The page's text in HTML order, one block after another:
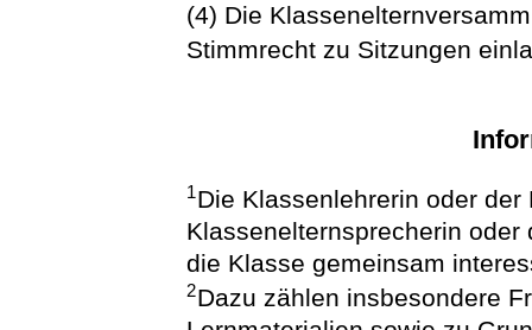
(4) Die
Stimmrecht zu Sitzungen
1Die Klassenlehrerin oder
Klassenelternsprecherin
die Klasse gemeinsam
2Dazu zählen insbesondere